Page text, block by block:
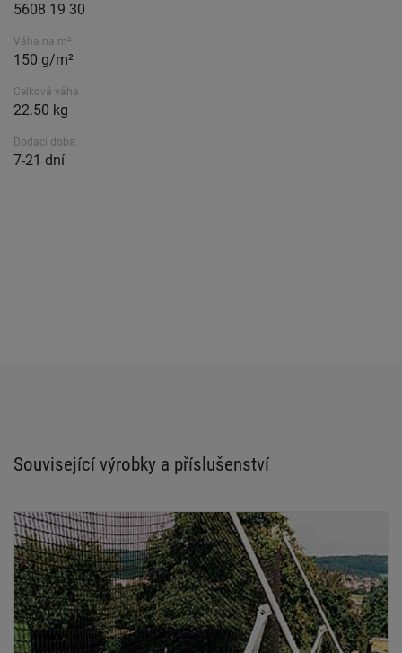
5608 19 30
Váha na m²
150 g/m²
Celková váha
22.50 kg
Dodací doba.
7-21 dní
Související výrobky a příslušenství